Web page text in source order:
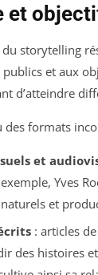
et
storytelling
publics et aux
d’atteindre
des formats
et
Yves
et
: articles
des histoires